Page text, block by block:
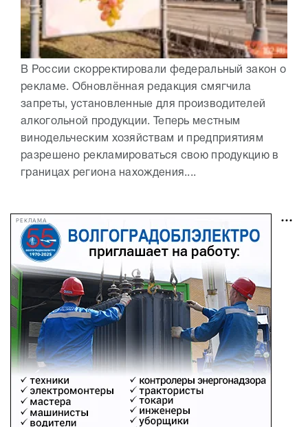
В России скорректировали федеральный закон о
рекламе. Обновлённая редакция смягчила
запреты, установленные для производителей
алкогольной продукции. Теперь местным
винодельческим хозяйствам и предприятиям
разрешено рекламироваться свою продукцию в
границах региона нахождения....
РЕКЛАМА